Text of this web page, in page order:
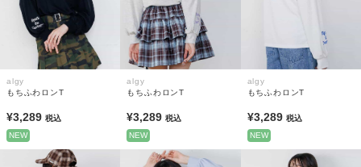
algy
もちふわロンT
¥3,289 税込
NEW
algy
もちふわロンT
¥3,289税込
NEW
algy
もちふわロンT
¥3,289 税込
NEW